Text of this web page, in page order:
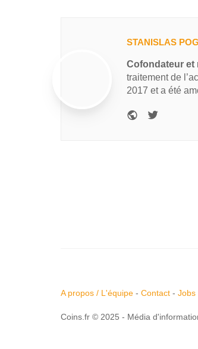
STANISLAS
Cofondateur et
traitement de
2017 et a été
A propos / L'équipe - Contact - Jobs
Coins.fr © 2025 - Média